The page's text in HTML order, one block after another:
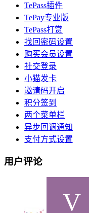
TePass插件
TePay专业版
TePass打赏
找回密码设置
购买会员设置
社交登录
小猫发卡
邀请码开启
积分签到
两个菜单栏
异步回调通知
支付方式设置
用户评论